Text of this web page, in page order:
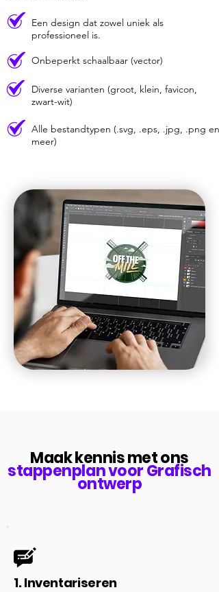
Een design dat zowel uniek als
professioneel is.
Onbeperkt schaalbaar (vector)
Diverse varianten (groot, klein, favicon,
zwart-wit)
Alle bestandtypen (.svg, .eps, .jpg, .png en
meer)
Maak kennis met ons
stappenplan voor Grafisch
ontwerp
1. Inventariseren